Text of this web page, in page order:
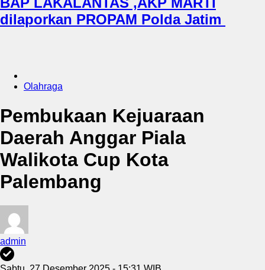
dilaporkan PROPAM Polda Jatim
Olahraga
Pembukaan Kejuaraan
Daerah Anggar Piala
Walikota Cup Kota
Palembang
admin